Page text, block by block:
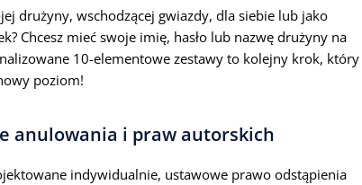
drużyny, wschodzącej gwiazdy, dla siebie lub jako
Chcesz mieć swoje imię, hasło lub nazwę drużyny na
10-elementowe zestawy to kolejny krok, który
poziom!
anulowania i praw autorskich
indywidualnie, ustawowe prawo odstąpienia